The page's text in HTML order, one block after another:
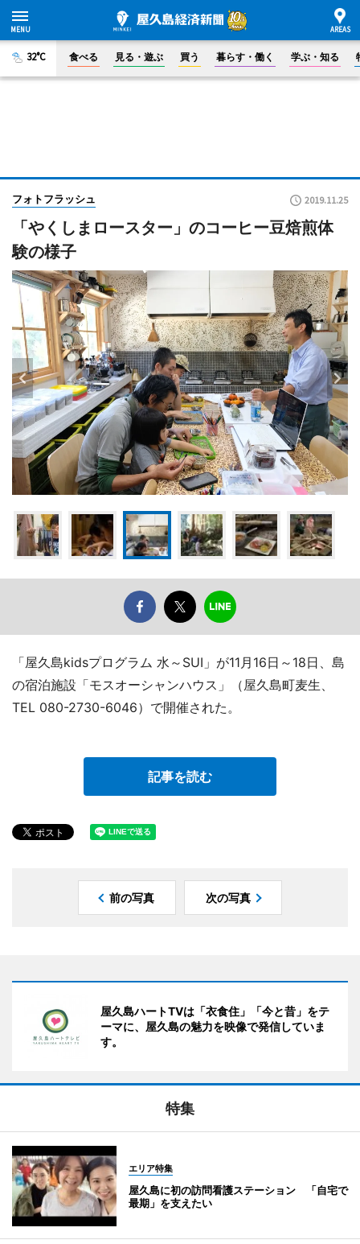
32°C 食べる 見る・遊ぶ 買う 暮らす・働く 学ぶ・知る
フォトフラッシュ 2019.11.25
「やくしまロースター」のコーヒー豆焙煎体
験の様子
「屋久島kidsプログラム 水～SUI」が11月16日～18日、島
の宿泊施設「モスオーシャンハウス」（屋久島町麦生、
TEL 080-2730-6046）で開催された。
記事を読む
前の写真 次の写真
屋久島ハートTVは「衣食住」「今と昔」をテ
ーマに、屋久島の魅力を映像で発信していま
す。
特集
エリア特集
屋久島に初の訪問看護ステーション 「自宅で
最期」を支えたい